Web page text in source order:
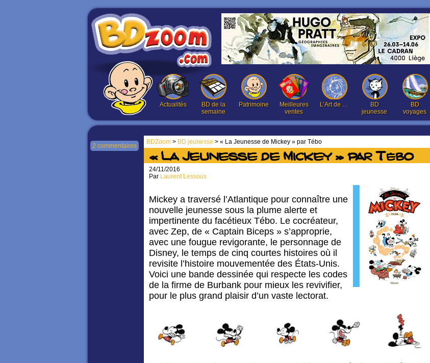
Actualités
BD de la
semaine
Patrimoine
Meilleures
ventes
L’Art de …
BD
jeunesse
BD
voyages
BDZoom > BD jeunesse > « La Jeunesse de Mickey » par Tébo
2 commentaires
« La Jeunesse de Mickey » par Tébo
24/11/2016
Par Laurent Lessous
Mickey a traversé l’Atlantique pour connaître une
nouvelle jeunesse sous la plume alerte et
impertinente du facétieux Tébo. Le cocréateur,
avec Zep, de « Captain Biceps » s’approprie,
avec une fougue revigorante, le personnage de
Disney, le temps de cinq courtes histoires où il
revisite l’histoire mouvementée des États-Unis.
Voici une bande dessinée qui respecte les codes
de la firme de Burbank pour mieux les revivifier,
pour le plus grand plaisir d’un vaste lectorat.